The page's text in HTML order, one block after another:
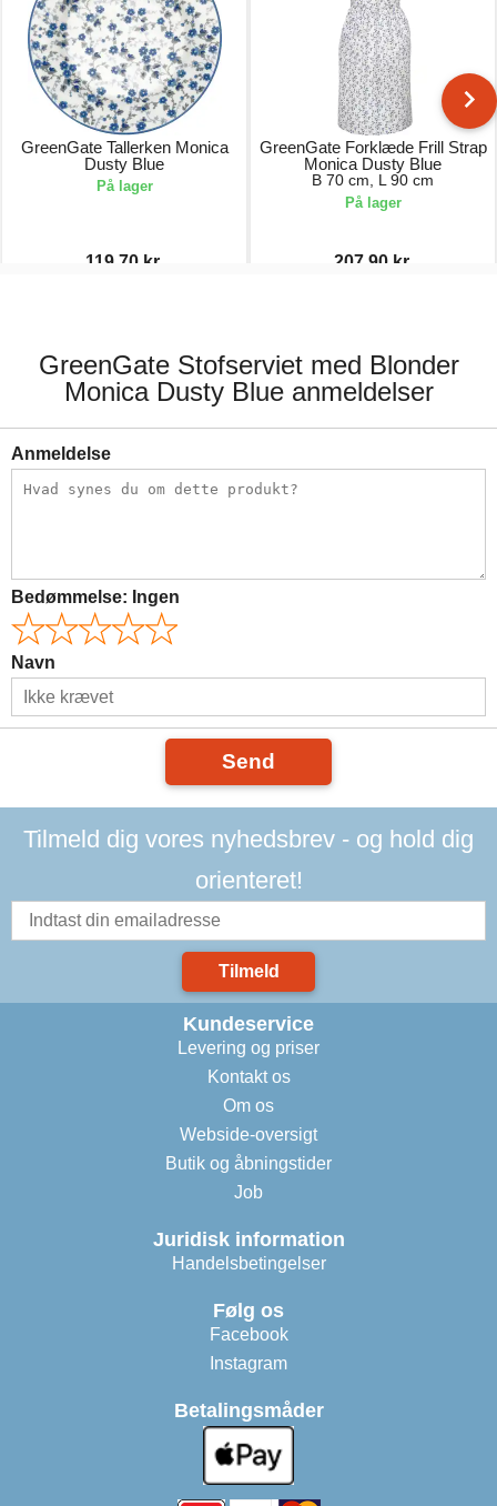
GreenGate Tallerken Monica
Dusty Blue
På lager
119,70 kr.
GreenGate Forklæde Frill Strap
Monica Dusty Blue
B 70 cm, L 90 cm
På lager
207,90 kr.
GreenGate Stofserviet med Blonder
Monica Dusty Blue anmeldelser
Anmeldelse
Bedømmelse: Ingen
Navn
Send
Tilmeld dig vores nyhedsbrev - og hold dig
orienteret!
Tilmeld
Kundeservice
Levering og priser
Kontakt os
Om os
Webside-oversigt
Butik og åbningstider
Job
Juridisk information
Handelsbetingelser
Følg os
Facebook
Instagram
Betalingsmåder